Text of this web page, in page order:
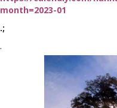
month=2023-01
.;
.